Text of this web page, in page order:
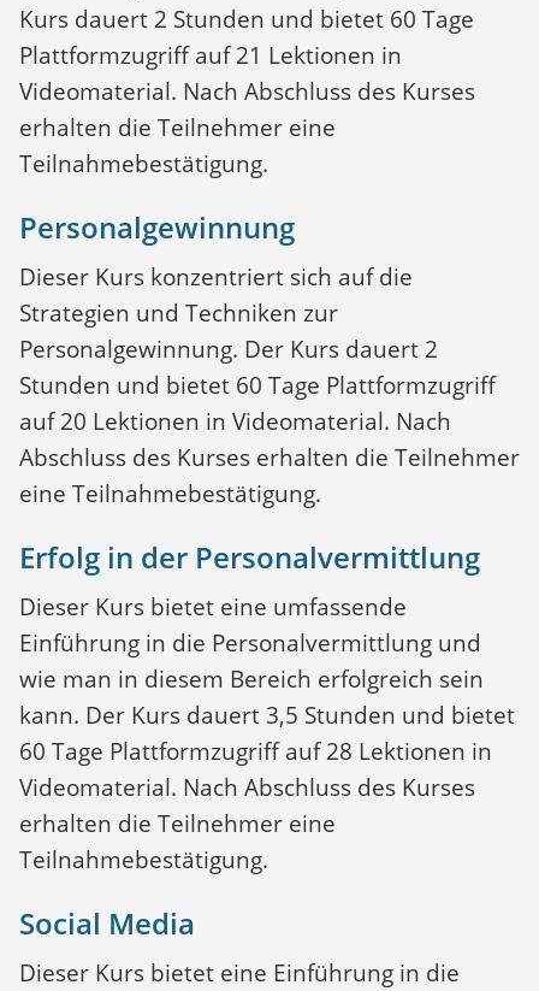
Kurs dauert 2 Stunden und bietet 60 Tage
Plattformzugriff auf 21 Lektionen in
Videomaterial. Nach Abschluss des Kurses
erhalten die Teilnehmer eine
Teilnahmebestätigung.
Personalgewinnung
Dieser Kurs konzentriert sich auf die
Strategien und Techniken zur
Personalgewinnung. Der Kurs dauert 2
Stunden und bietet 60 Tage Plattformzugriff
auf 20 Lektionen in Videomaterial. Nach
Abschluss des Kurses erhalten die Teilnehmer
eine Teilnahmebestätigung.
Erfolg in der Personalvermittlung
Dieser Kurs bietet eine umfassende
Einführung in die Personalvermittlung und
wie man in diesem Bereich erfolgreich sein
kann. Der Kurs dauert 3,5 Stunden und bietet
60 Tage Plattformzugriff auf 28 Lektionen in
Videomaterial. Nach Abschluss des Kurses
erhalten die Teilnehmer eine
Teilnahmebestätigung.
Social Media
Dieser Kurs bietet eine Einführung in die